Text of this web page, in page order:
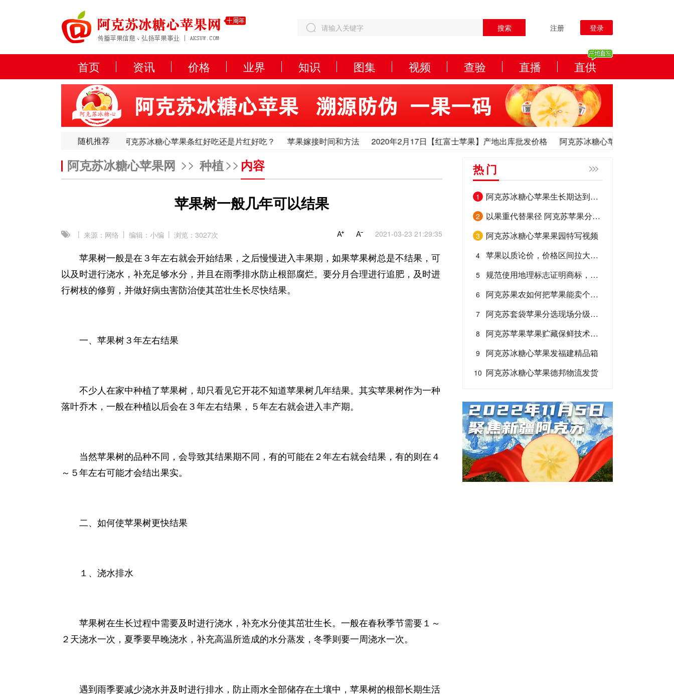
搜索 注册 登录
首页 资讯 价格 业界 知识 图集 视频 查验 直播 直供
随机推荐
红旗坡苹果品质甲天下 阿克苏冰糖心苹果条红好吃还是片红好吃？ 苹果嫁接时间和方法 2020年2月17日【红富士苹果】产地出库批发价格 阿克苏冰糖心苹果树苗苗木繁育
红旗坡苹果品质甲天下
阿克苏冰糖心苹果条红好吃还是片红好吃？ 苹果嫁接时间和方法
阿克苏冰糖心苹果网 >> 种植>> 内容
苹果树一般几年可以结果
| 来源：网络 | 编辑：小编 | 浏览： 3027次 2021-03-23 21:29:35
苹果树一般是在３年左右就会开始结果，之后慢慢进入丰果期，如果苹果树总是不结果，可
以及时进行浇水，补充足够水分，并且在雨季排水防止根部腐烂。要分月合理进行追肥，及时进
行树枝的修剪，并做好病虫害防治使其茁壮生长尽快结果。
一、苹果树３年左右结果
不少人在家中种植了苹果树，却只看见它开花不知道苹果树几年结果。其实苹果树作为一种
落叶乔木，一般在种植以后会在３年左右结果，５年左右就会进入丰产期。
当然苹果树的品种不同，会导致其结果期不同，有的可能在２年左右就会结果，有的则在４
～５年左右可能才会结出果实。
二、如何使苹果树更快结果
１、浇水排水
苹果树在生长过程中需要及时进行浇水，补充水分使其茁壮生长。一般在春秋季节需要１～
２天浇水一次，夏季要早晚浇水，补充高温所造成的水分蒸发，冬季则要一周浇水一次。
遇到雨季要减少浇水并及时进行排水，防止雨水全部储存在土壤中，苹果树的根部长期生活
热门
阿克苏冰糖心苹果生长期达到多少天？
1
以果重代替果径 阿克苏苹果分级有了新标准
2
阿克苏冰糖心苹果果园特写视频
3
苹果以质论价，价格区间拉大，或成今年销售基本态势
4
规范使用地理标志证明商标，卖阿克苏苹果以免造成商标侵权
5
阿克苏果农如何把苹果能卖个好价？
6
阿克苏套袋苹果分选现场分级发广西
7
阿克苏苹果苹果贮藏保鲜技术现状
8
阿克苏冰糖心苹果发福建精品箱
9
阿克苏冰糖心苹果德邦物流发货
10